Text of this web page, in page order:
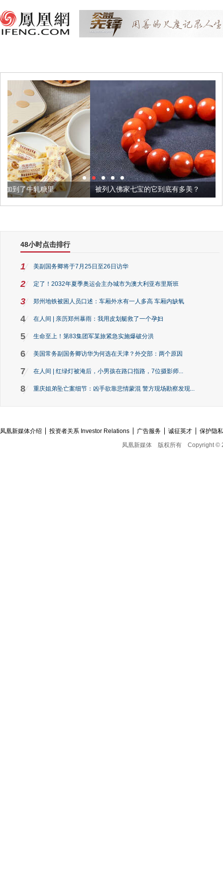
被列入佛家七宝的它到底有多美？
48小时点击排行
1 美副国务卿将于7月25日至26日访华
2 定了！2032年夏季奥运会主办城市为澳大利亚布里斯班
3 郑州地铁被困人员口述：车厢外水有一人多高 车厢内缺氧
4 在人间 | 亲历郑州暴雨：我用皮划艇救了一个孕妇
5 生命至上！第83集团军某旅紧急实施爆破分洪
6 美国常务副国务卿访华为何选在天津？外交部：两个原因
7 在人间 | 红绿灯被淹后，小男孩在路口指路，7位摄影师...
8 重庆姐弟坠亡案细节：凶手欲靠悲情蒙混 警方现场勘察发现...
凤凰新媒体介绍 投资者关系 Investor Relations 广告服务 诚征英才
保护隐
凤凰新媒体
版权所有 Copyright ©